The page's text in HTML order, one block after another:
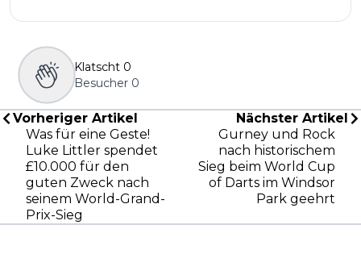
Klatscht 0
Besucher 0
Vorheriger Artikel
Was für eine Geste!
Luke Littler spendet
£10.000 für den
guten Zweck nach
seinem World-Grand-
Prix-Sieg
Nächster Artikel
Gurney und Rock
nach historischem
Sieg beim World Cup
of Darts im Windsor
Park geehrt